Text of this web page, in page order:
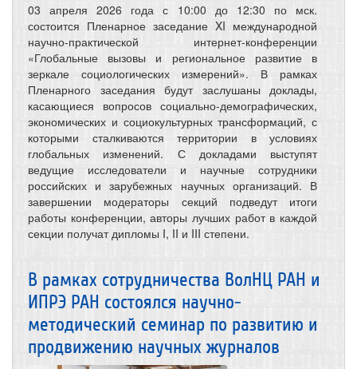
03 апреля 2026 года с 10:00 до 12:30 по мск.
состоится Пленарное заседание XI международной
научно-практической интернет-конференции
«Глобальные вызовы и региональное развитие в
зеркале социологических измерений». В рамках
Пленарного заседания будут заслушаны доклады,
касающиеся вопросов социально-демографических,
экономических и социокультурных трансформаций, с
которыми сталкиваются территории в условиях
глобальных изменений. С докладами выступят
ведущие исследователи и научные сотрудники
российских и зарубежных научных организаций. В
завершении модераторы секций подведут итоги
работы конференции, авторы лучших работ в каждой
секции получат дипломы I, II и III степени.
В рамках сотрудничества ВолНЦ РАН и
ИПРЭ РАН состоялся научно-
методический семинар по развитию и
продвижению научных журналов